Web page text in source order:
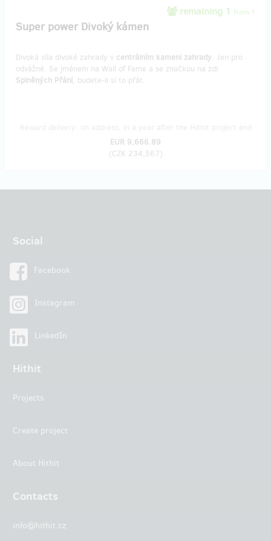
remaining 1 from 1
Super power Divoký kámen
Divoká síla divoké zahrady v centrálním kameni zahrady. Jen pro
odvážné. Se jménem na Wall of Fame a se značkou na zdi
Splněných Přání, budete-li si to přát.
EUR 9,666.89
(CZK 234,567)
Social
Facebook
Instagram
LinkedIn
Hithit
Projects
Create project
About Hithit
Contacts
info@hithit.cz